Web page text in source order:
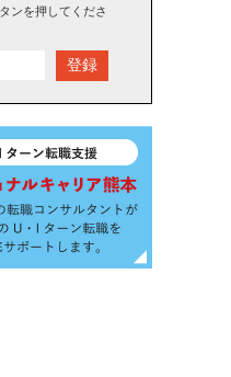
ンを押してくださ
登録